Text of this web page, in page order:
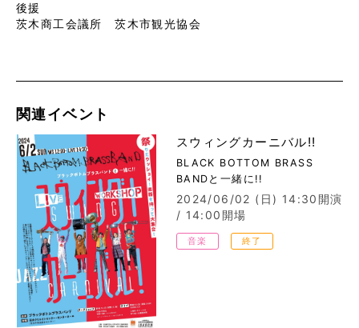
後援
茨木商工会議所 茨木市観光協会
関連イベント
スウィングカーニバル!!
BLACK BOTTOM BRASS
BANDと一緒に!!
2024/06/02 (日) 14:30開演
/ 14:00開場
音楽 終了